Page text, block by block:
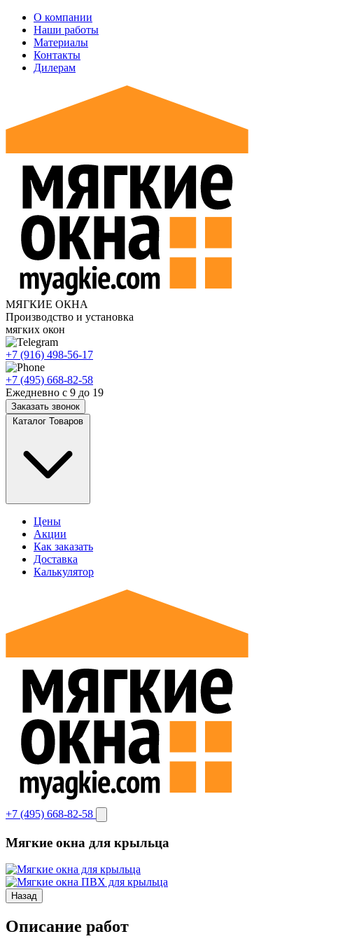
О компании
Наши работы
Материалы
Контакты
Дилерам
МЯГКИЕ ОКНА
Производство и установка
мягких окон
+7 (916) 498-56-17
+7 (495) 668-82-58
Ежедневно с 9 до 19
Заказать звонок
Каталог Товаров
Цены
Акции
Как заказать
Доставка
Калькулятор
+7 (495) 668-82-58
Мягкие окна для крыльца
Назад
Описание работ